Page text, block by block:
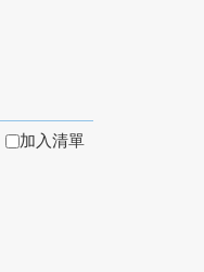
加入清單